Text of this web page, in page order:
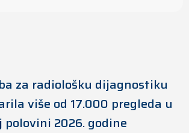
za radiološku dijagnostiku
više od 17.000 pregleda u
polovini 2026. godine